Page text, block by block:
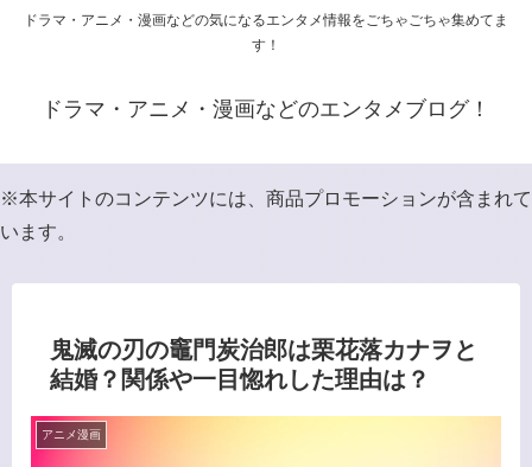
ドラマ・アニメ・漫画などの気になるエンタメ情報をごちゃごちゃ集めてま
す！
ドラマ・アニメ・漫画などのエンタメブログ！
※本サイトのコンテンツには、商品プロモーションが含まれて
います。
鬼滅の刃の竈門炭治郎は栗花落カナヲと
結婚？関係や一目惚れした理由は？
アニメ漫画